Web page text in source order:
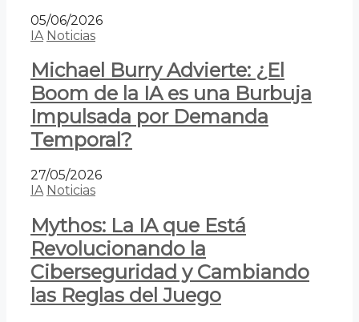
05/06/2026
IA Noticias
Michael Burry Advierte: ¿El
Boom de la IA es una Burbuja
Impulsada por Demanda
Temporal?
27/05/2026
IA Noticias
Mythos: La IA que Está
Revolucionando la
Ciberseguridad y Cambiando
las Reglas del Juego